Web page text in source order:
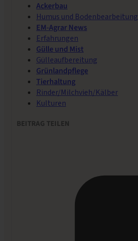
Ackerbau
Humus und Bodenbearbeitung
EM-Agrar News
Erfahrungen
Gülle und Mist
Gülleaufbereitung
Grünlandpflege
Tierhaltung
Rinder/Milchvieh/Kälber
Kulturen
BEITRAG TEILEN